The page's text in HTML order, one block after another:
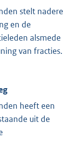
stelt nadere
en de
alsmede
van fracties.
heeft een
uit de